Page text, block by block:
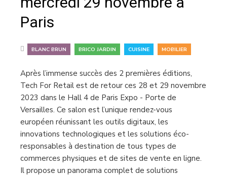
Paris
BLANC BRUN BRICO JARDIN CUISINE MOBILIER
Après l’immense succès des 2 premières éditions,
Tech For Retail est de retour ces 28 et 29 novembre
2023 dans le Hall 4 de Paris Expo - Porte de
Versailles. Ce salon est l’unique rendez-vous
européen réunissant les outils digitaux, les
innovations technologiques et les solutions éco-
responsables à destination de tous types de
commerces physiques et de sites de vente en ligne.
Il propose un panorama complet de solutions